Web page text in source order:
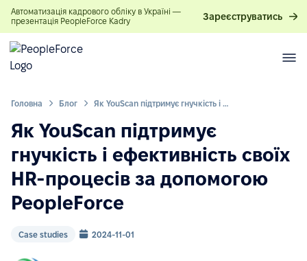
Автоматизація кадрового обліку в Україні —
презентація PeopleForce Kadry
Зареєструватись
Головна Блог Як YouScan підтримує гнучкість і ефективність своїх HR-процесів за допомогою PeopleForce
Як YouScan підтримує
гнучкість і ефективність своїх
HR-процесів за допомогою
PeopleForce
Case studies 2024-11-01